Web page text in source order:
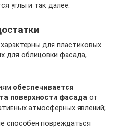
углы и так далее.
для пластиковых
для облицовки фасада,
обеспечивается
поверхности фасада от
атмосферных явлений;
способен повреждаться